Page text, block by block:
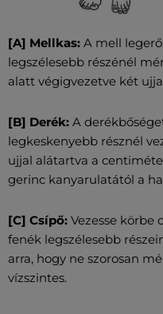
[A] Mellkas: A mell
legszélesebb részénél
alatt végigvezetve két
[B] Derék: A
legkeskenyebb résznél
ujjal alátartva a
gerinc kanyarulatától a
[C] Csípő: Vezesse körbe
fenék legszélesebb
arra, hogy ne szorosan
vízszintes.